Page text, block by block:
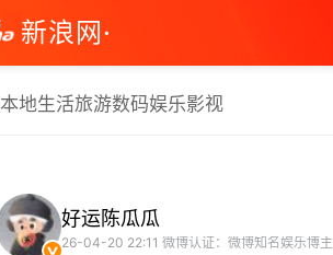
新浪网·
本地生活旅游数码娱乐影视
好运陈瓜瓜
26-04-20 22:11 微博认证：微博知名娱乐博主